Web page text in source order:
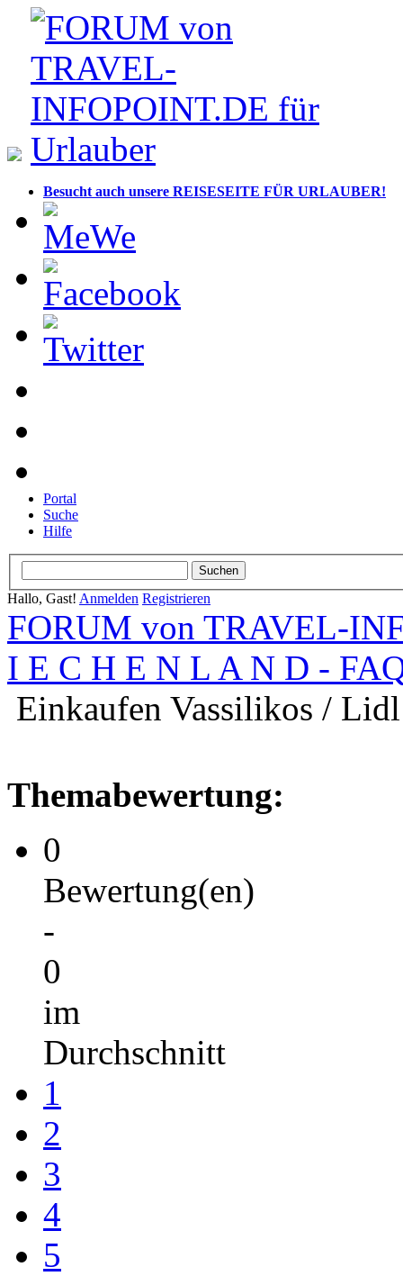
Besucht auch unsere REISESEITE FÜR URLAUBER!
Portal
Suche
Hilfe
Hallo, Gast! Anmelden Registrieren
FORUM von TRAVEL-
I E C H E N L A N D -
Einkaufen Vassilikos / Lidl
Themabewertung:
0
Bewertung(en)
-
0
im
Durchschnitt
1
2
3
4
5